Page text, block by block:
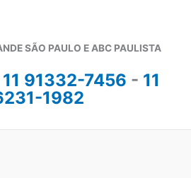
SÃO PAULO E ABC PAULISTA
11 91332-7456 - 11
1982